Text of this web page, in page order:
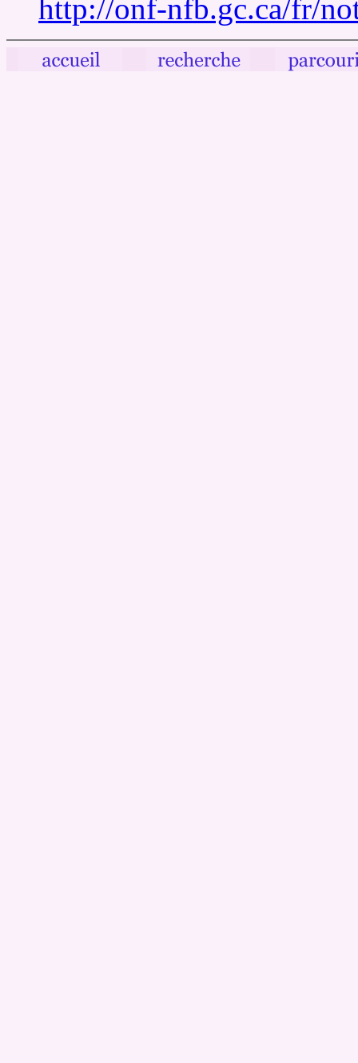
http://onf-nfb.gc.ca/fr/